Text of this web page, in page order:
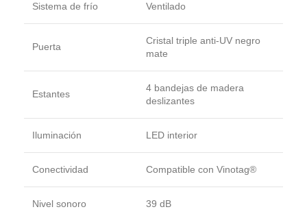
Sistema de frío Ventilado
Puerta
Cristal triple anti-UV negro
mate
Estantes
4 bandejas de madera
deslizantes
Iluminación LED interior
Conectividad Compatible con Vinotag®
Nivel sonoro 39 dB